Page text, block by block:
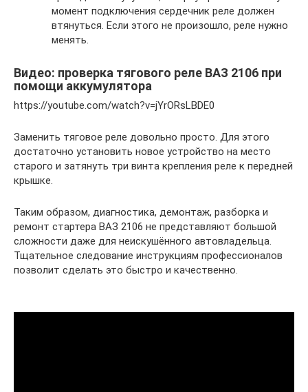
момент подключения сердечник реле должен
втянуться. Если этого не произошло, реле нужно
менять.
Видео: проверка тягового реле ВАЗ 2106 при
помощи аккумулятора
https://youtube.com/watch?v=jYrORsLBDE0
Заменить тяговое реле довольно просто. Для этого
достаточно установить новое устройство на место
старого и затянуть три винта крепления реле к передней
крышке.
Таким образом, диагностика, демонтаж, разборка и
ремонт стартера ВАЗ 2106 не представляют большой
сложности даже для неискушённого автовладельца.
Тщательное следование инструкциям профессионалов
позволит сделать это быстро и качественно.